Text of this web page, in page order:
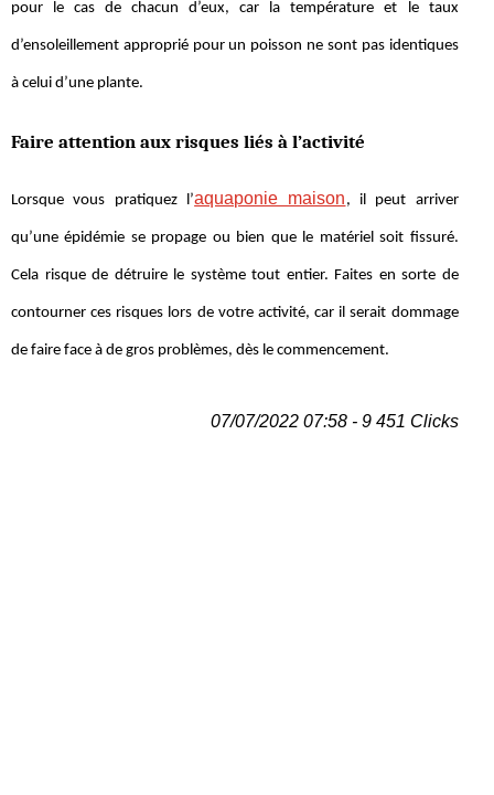
pour le cas de chacun d’eux, car la température et le taux
d’ensoleillement approprié pour un poisson ne sont pas identiques
à celui d’une plante.
Faire attention aux risques liés à l’activité
Lorsque vous pratiquez l’aquaponie maison , il peut arriver
qu’une épidémie se propage ou bien que le matériel soit fissuré.
Cela risque de détruire le système tout entier. Faites en sorte de
contourner ces risques lors de votre activité, car il serait dommage
de faire face à de gros problèmes, dès le commencement.
07/07/2022 07:58 - 9 451 Clicks